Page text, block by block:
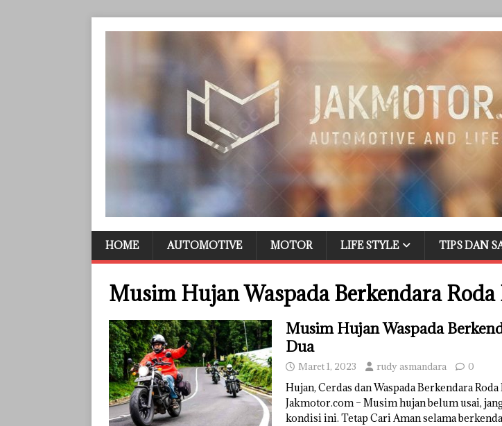
HOME AUTOMOTIVE MOTOR LIFE STYLE TIPS DAN
Musim Hujan Waspada Berkendara Roda
Musim Hujan Waspada
Dua
Maret 1, 2023 rudy asmandara 0
Hujan, Cerdas dan Waspada Berkendara Roda
Jakmotor.com – Musim hujan belum usai,
kondisi ini. Tetap Cari Aman selama